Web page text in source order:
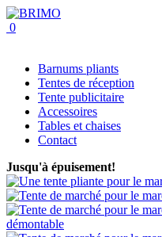
0
Barnums pliants
Tentes de réception
Tente publicitaire
Accessoires
Tables et chaises
Contact
Jusqu'à épuisement!